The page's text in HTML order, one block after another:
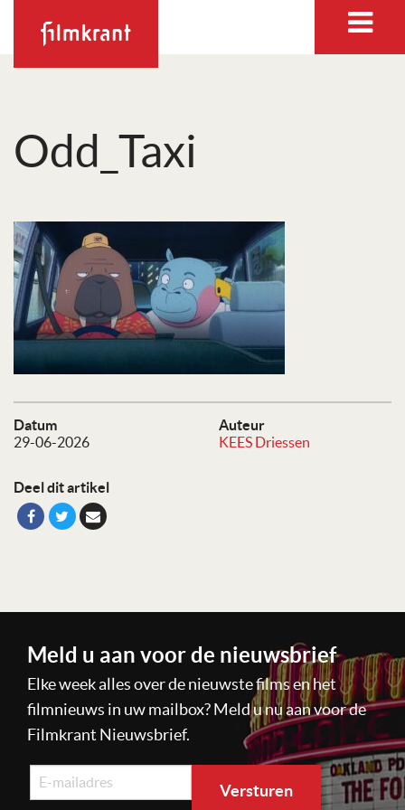
Odd_Taxi
Datum
29-06-2026
Auteur
KEES Driessen
Deel dit artikel
Meld u aan voor de nieuwsbrief
Elke week alles over de nieuwste films en het
filmnieuws in uw mailbox? Meld u nu aan voor de
Filmkrant Nieuwsbrief.